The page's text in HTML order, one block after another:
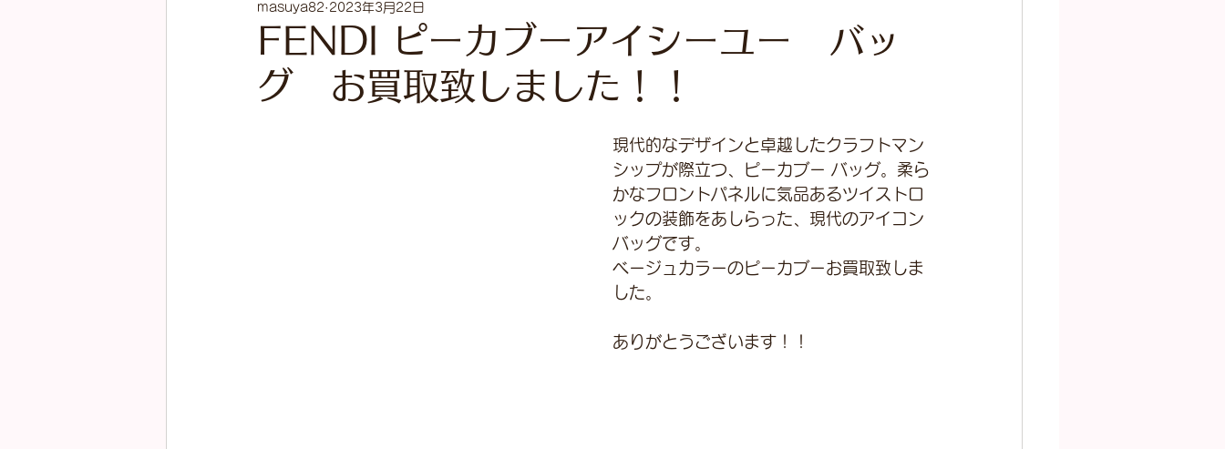
営業カレンダー
FENDI ピーカブーアイシーユー バッ
グ お買取致しました！！
masuya82 2023年3月22日
現代的なデザインと卓越したクラフトマン
シップが際立つ、ピーカブー バッグ。柔ら
かなフロントパネルに気品あるツイストロ
ックの装飾をあしらった、現代のアイコン
バッグです。
ベージュカラーのピーカブーお買取致しま
した。
ありがとうございます！！